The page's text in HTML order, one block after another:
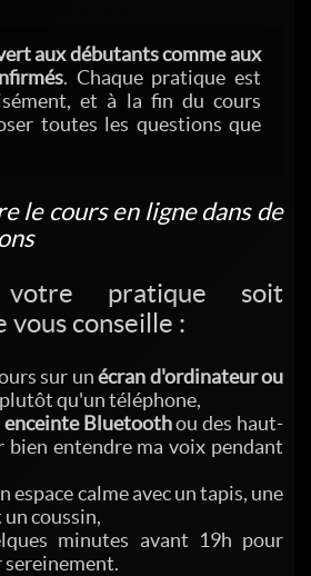
aux débutants comme aux
. Chaque pratique est
et à la fin du cours
toutes les questions que
le cours en ligne dans de
pratique soit
vous conseille :
sur unécran d'ordinateur ou
plutôt qu'un téléphone,
enceinte Bluetoothou des haut-
bien entendre ma voix pendant
espace calme avec un tapis, une
coussin,
minutes avant 19h pour